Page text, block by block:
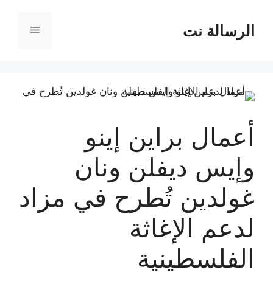
المحتوىالرسالة نت القائمة
أعمال براين إينو
وإيس ديفلن ونان
غولدين تُطرح في مزاد
لدعم الإغاثة
الفلسطينية